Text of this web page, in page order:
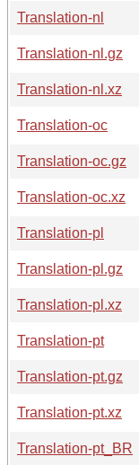
Translation-nl
Translation-nl.gz
Translation-nl.xz
Translation-oc
Translation-oc.gz
Translation-oc.xz
Translation-pl
Translation-pl.gz
Translation-pl.xz
Translation-pt
Translation-pt.gz
Translation-pt.xz
Translation-pt_BR